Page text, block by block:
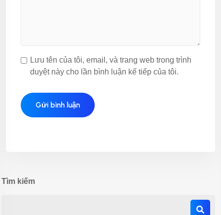
Lưu tên của tôi, email, và trang web trong trình
duyệt này cho lần bình luận kế tiếp của tôi.
Tìm kiếm